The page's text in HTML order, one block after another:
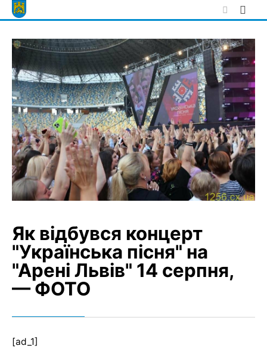
Skip
to
Як відбувся концерт
"Українська пісня" на
"Арені Львів" 14 серпня,
— ФОТО
[ad_1]